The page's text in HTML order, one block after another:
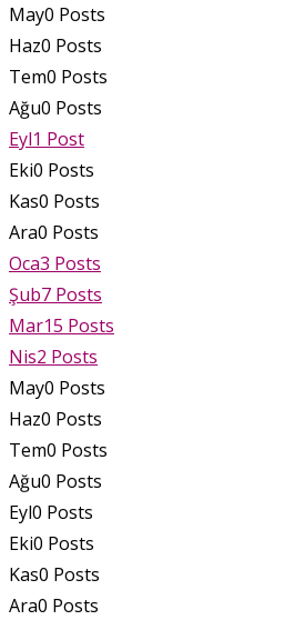
May0 Posts
Haz0 Posts
Tem0 Posts
Ağu0 Posts
Eyl1 Post
Eki0 Posts
Kas0 Posts
Ara0 Posts
Oca3 Posts
Şub7 Posts
Mar15 Posts
Nis2 Posts
May0 Posts
Haz0 Posts
Tem0 Posts
Ağu0 Posts
Eyl0 Posts
Eki0 Posts
Kas0 Posts
Ara0 Posts